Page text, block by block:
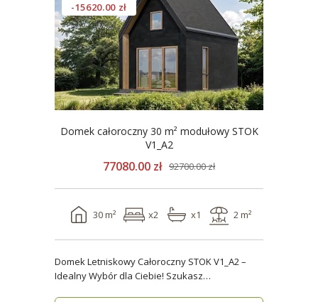
-15620.00 zł
Domek całoroczny 30 m² modułowy STOK
V1_A2
77080.00 zł 92700.00 zł
30 m² x2 x1 2 m²
Domek Letniskowy Całoroczny STOK V1_A2 –
Idealny Wybór dla Ciebie! Szukasz